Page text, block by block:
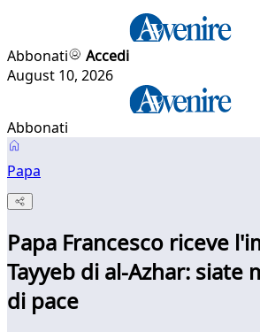
Abbonati
Accedi
August 10, 2026
Abbonati
Papa
Papa Francesco riceve
Tayyeb di al-Azhar: siate
di pace